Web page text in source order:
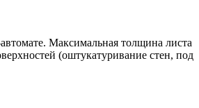
Максимальная толщина листа
(оштукатуривание стен, под